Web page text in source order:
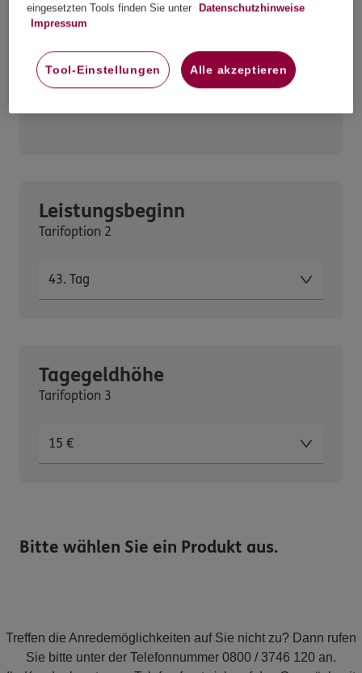
Gesetzlich freiwillig
Leistungsbeginn
Tarifoption 2
Tagegeldhöhe
Tarifoption 3
Bitte wählen Sie ein Produkt aus.
Treffen die Anredemöglichkeiten auf Sie nicht zu? Dann rufen
Sie bitte unter der Telefonnummer 0800 / 3746 120 an.
eingesetzten Tools finden Sie unter
Datenschutzhinweise
Impressum
Tool-Einstellungen Alle akzeptieren